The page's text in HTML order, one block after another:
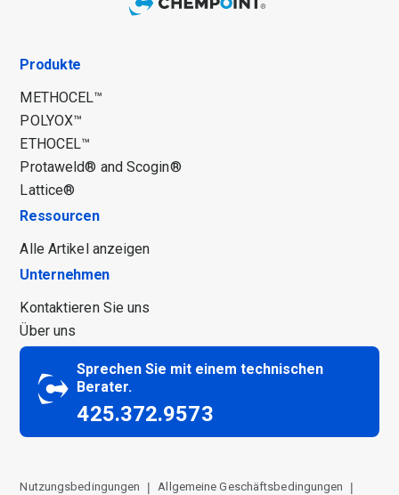
Produkte
METHOCEL™
POLYOX™
ETHOCEL™
Protaweld® and Scogin®
Lattice®
Ressourcen
Alle Artikel anzeigen
Unternehmen
Kontaktieren Sie uns
Über uns
Sprechen Sie mit einem technischen
Berater.
425.372.9573
Nutzungsbedingungen Allgemeine Geschäftsbedingungen